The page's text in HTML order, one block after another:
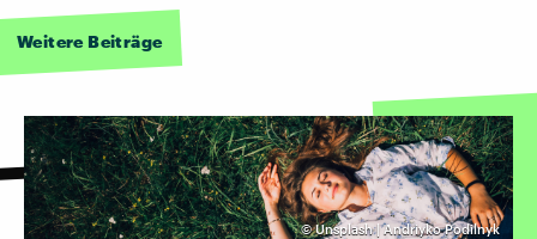
Weitere Beiträge
©Unsplash | Andriyko Podilnyk